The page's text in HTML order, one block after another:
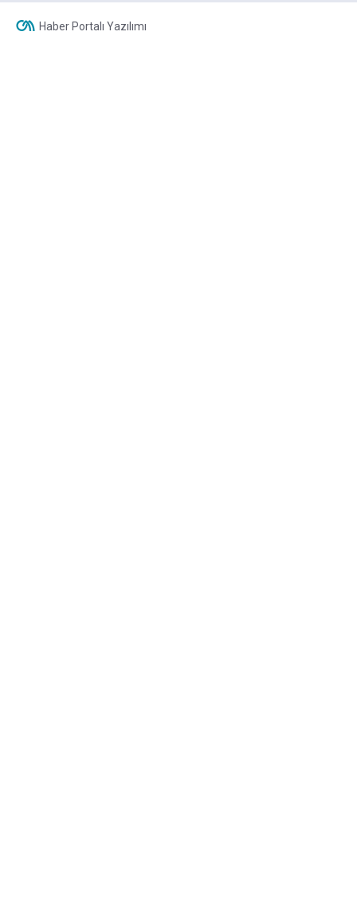
Haber Portalı Yazılımı